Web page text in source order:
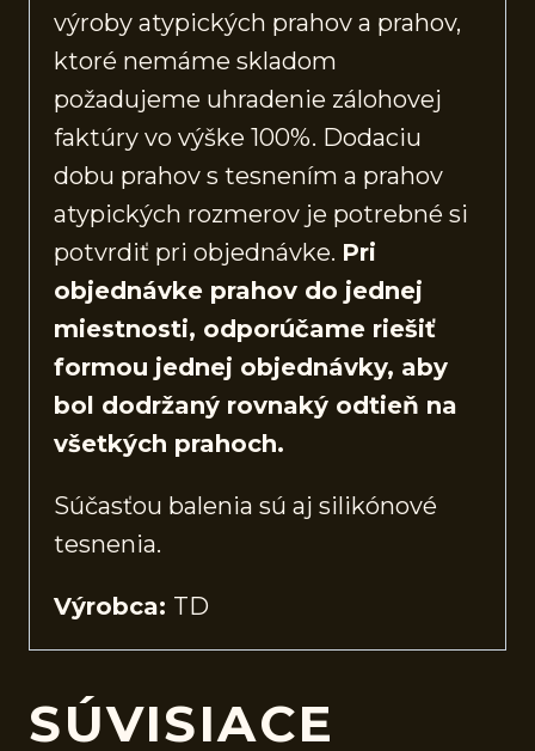
výroby atypických prahov a prahov,
ktoré nemáme skladom
požadujeme uhradenie zálohovej
faktúry vo výške 100%. Dodaciu
dobu prahov s tesnením a prahov
atypických rozmerov je potrebné si
potvrdiť pri objednávke. Pri
objednávke prahov do jednej
miestnosti, odporúčame riešiť
formou jednej objednávky, aby
bol dodržaný rovnaký odtieň na
všetkých prahoch.
Súčasťou balenia sú aj silikónové
tesnenia.
Výrobca: TD
SÚVISIACE